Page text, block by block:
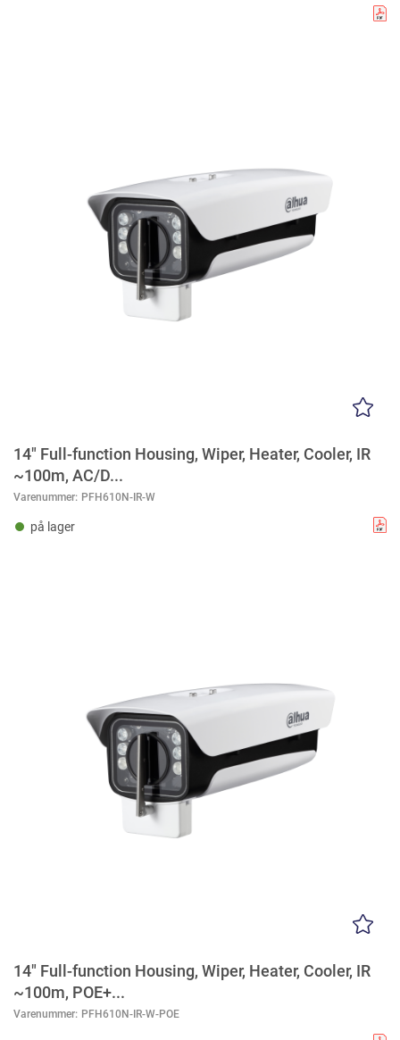
14" Full-function Housing, Wiper, Heater, Cooler, IR
~100m, AC/D...
Varenummer: PFH610N-IR-W
på lager
14" Full-function Housing, Wiper, Heater, Cooler, IR
~100m, POE+...
Varenummer: PFH610N-IR-W-POE